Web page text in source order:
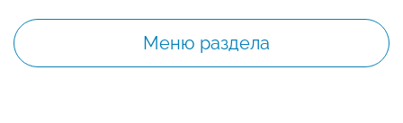
Меню раздела